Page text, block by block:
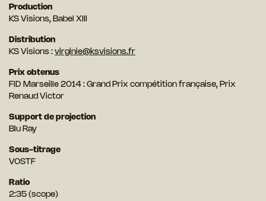
Production
KS Visions, Babel XIII
Distribution
KS Visions : virginie@ksvisions.fr
Prix obtenus
FID Marseille 2014 : Grand Prix compétition française, Prix
Renaud Victor
Support de projection
Blu Ray
Sous-titrage
VOSTF
Ratio
2:35 (scope)